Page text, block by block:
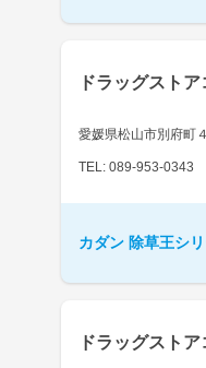
ドラッグスト
愛媛県松山市別府町
TEL: 089-953-0343
カダン 除草王シ
ドラッグスト